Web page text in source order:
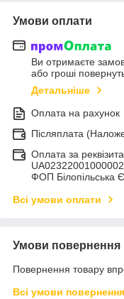
Умови оплати
Ви отримаєте
або гроші
Детальніше
Оплата на рахунок
Післяплата
Оплата за
ФОП Білопільська
Всі умови оплати
Умови повернення
Повернення товару
Всі умови повернення